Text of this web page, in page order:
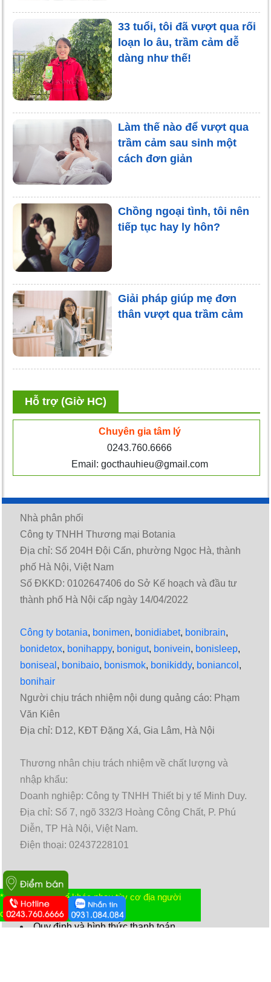
33 tuổi, tôi đã vượt qua rối
loạn lo âu, trầm cảm dễ
dàng như thế!
Làm thế nào để vượt qua
trầm cảm sau sinh một
cách đơn giản
Chồng ngoại tình, tôi nên
tiếp tục hay ly hôn?
Giải pháp giúp mẹ đơn
thân vượt qua trầm cảm
Hỗ trợ (Giờ HC)
Chuyên gia tâm lý
0243.760.6666
Email: gocthauhieu@gmail.com
Nhà phân phối
Công ty TNHH Thương mại Botania
Địa chỉ: Số 204H Đội Cấn, phường Ngọc Hà, thành
phố Hà Nội, Việt Nam
Số ĐKKD: 0102647406 do Sở Kế hoạch và đầu tư
thành phố Hà Nội cấp ngày 14/04/2022
Công ty botania, bonimen, bonidiabet, bonibrain,
bonidetox, bonihappy, bonigut, bonivein, bonisleep,
boniseal , bonibaio, bonismok, bonikiddy, boniancol ,
bonihair
Người chịu trách nhiệm nội dung quảng cáo: Phạm
Văn Kiên
Địa chỉ: D12, KĐT Đặng Xá, Gia Lâm, Hà Nội
Thương nhân chịu trách nhiệm về chất lượng và
nhập khẩu:
Doanh nghiệp: Công ty TNHH Thiết bị y tế Minh Duy.
Địa chỉ: Số 7, ngõ 332/3 Hoàng Công Chất, P. Phú
Diễn, TP Hà Nội, Việt Nam.
Điện thoại: 02437228101
Chính sách và quy định chung
Quy định và hình thức thanh toán
* Tác dụng có thể khác nhau tùy cơ địa người
dùng